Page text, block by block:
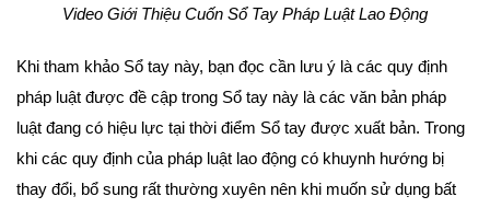
Video Giới Thiệu Cuốn Sổ Tay Pháp Luật Lao Động
Khi tham khảo Sổ tay này, bạn đọc cần lưu ý là các quy định
pháp luật được đề cập trong Sổ tay này là các văn bản pháp
luật đang có hiệu lực tại thời điểm Sổ tay được xuất bản. Trong
khi các quy định của pháp luật lao động có khuynh hướng bị
thay đổi, bổ sung rất thường xuyên nên khi muốn sử dụng bất